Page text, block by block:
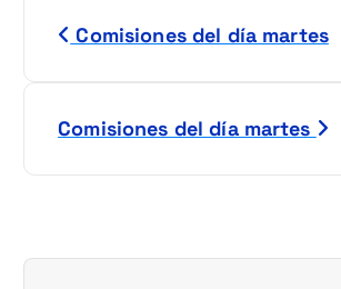
a
Comisiones del día martes
Comisiones del día martes